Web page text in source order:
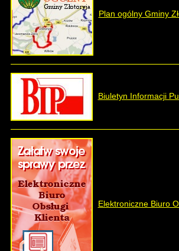
Plan ogólny Gminy
Biuletyn Informacji
Elektroniczne Biuro